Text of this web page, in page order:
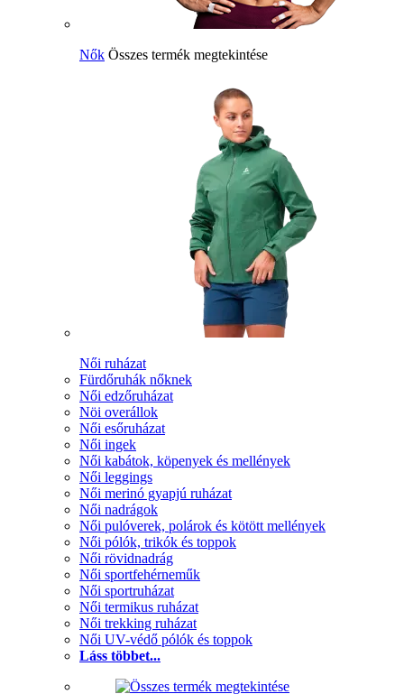
Nők Összes termék megtekintése
Női ruházat
Fürdőruhák nőknek
Női edzőruházat
Nöi overállok
Női esőruházat
Női ingek
Női kabátok, köpenyek és mellények
Női leggings
Női merinó gyapjú ruházat
Női nadrágok
Női pulóverek, polárok és kötött mellények
Női pólók, trikók és toppok
Női rövidnadrág
Női sportfehérneműk
Női sportruházat
Női termikus ruházat
Női trekking ruházat
Női UV-védő pólók és toppok
Láss többet...